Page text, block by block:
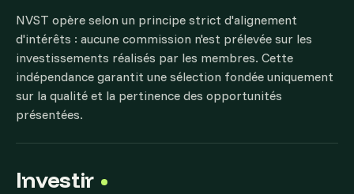
NVST opère selon un principe strict d'alignement
d'intérêts : aucune commission n'est prélevée sur les
investissements réalisés par les membres. Cette
indépendance garantit une sélection fondée uniquement
sur la qualité et la pertinence des opportunités
présentées.
Investir